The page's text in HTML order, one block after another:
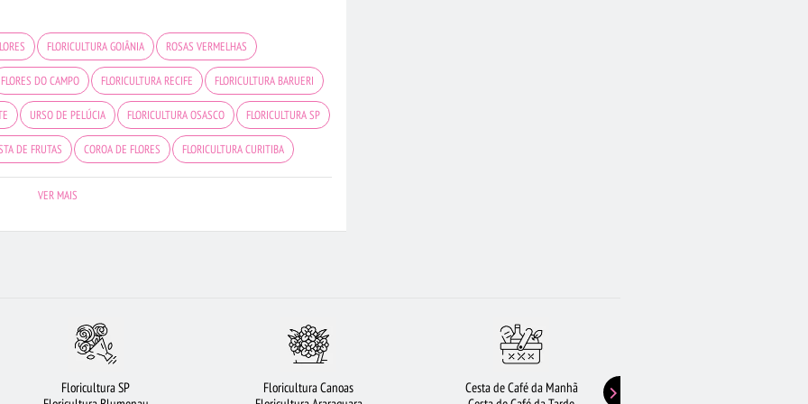
FLORICULTURA GOIÂNIA ROSAS VERMELHAS
FLORES DO CAMPO FLORICULTURA RECIFE FLORICULTURA BARUERI
URSO DE PELÚCIA FLORICULTURA OSASCO FLORICULTURA SP
DE FRUTAS COROA DE FLORES FLORICULTURA CURITIBA
DE ROSAS VERMELHAS
FLORICULTURA GUARULHOS BUQUÊ DE 20 ROSAS VERMELHAS
DE FLORES FLORES BRANCAS FLORES VERMELHAS
VER MAIS
Floricultura SP
Floricultura Canoas
Cesta de Café da Manhã